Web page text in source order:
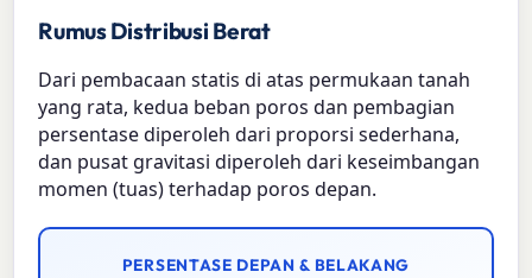
Rumus Distribusi Berat
Dari pembacaan statis di atas permukaan tanah
yang rata, kedua beban poros dan pembagian
persentase diperoleh dari proporsi sederhana,
dan pusat gravitasi diperoleh dari keseimbangan
momen (tuas) terhadap poros depan.
PERSENTASE DEPAN & BELAKANG